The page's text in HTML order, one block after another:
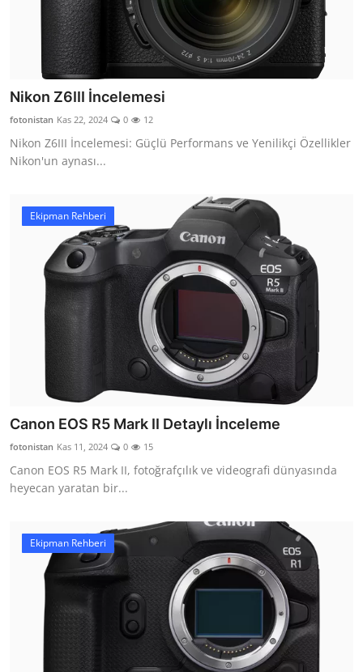
Nikon Z6III İncelemesi
fotonistan Kas 22, 2024 0 12
Nikon Z6III İncelemesi: Güçlü Performans ve Yenilikçi Özellikler
Nikon'un aynası...
Ekipman Rehberi
Canon EOS R5 Mark II Detaylı İnceleme
fotonistan Kas 11, 2024 0 15
Canon EOS R5 Mark II, fotoğrafçılık ve videografi dünyasında
heyecan yaratan bir...
Ekipman Rehberi